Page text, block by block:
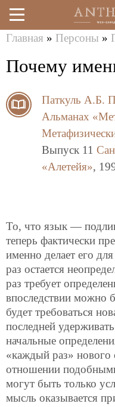
Перейти
к
здесь
Главная » Персоны »
Почему
Паткуль А.Б.
Альманах
Выпуск 11
«Алетейя»,
То, что язык —
теперь фактически
именно делает его
раз остается
раз требует
впоследствии можно
будет требоваться
последней
начальные
«каждый раз» нового
отношении
могут быть только
мысль оказывается